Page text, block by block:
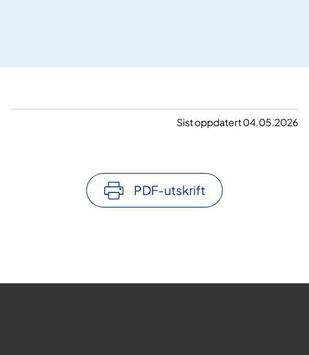
Sist oppdatert 04.05.2026
PDF-utskrift